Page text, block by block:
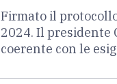
Firmato il
2024. Il presidente
coerente con le